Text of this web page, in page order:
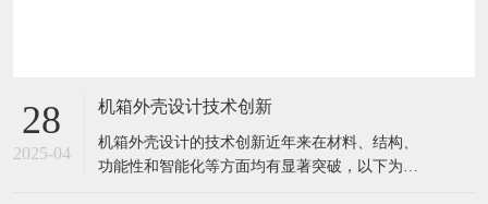
28
2025-04
机箱外壳设计技术创新
机箱外壳设计的技术创新近年来在材料、结构、
功能性和智能化等方面均有显著突破，以下为关